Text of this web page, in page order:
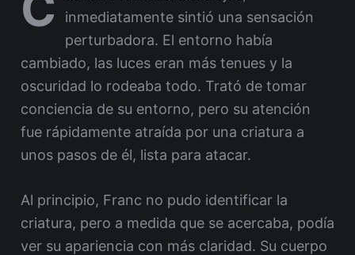
inmediatamente sintió una sensación
perturbadora. El entorno había
cambiado, las luces eran más tenues y la
oscuridad lo rodeaba todo. Trató de tomar
conciencia de su entorno, pero su atención
fue rápidamente atraída por una criatura a
unos pasos de él, lista para atacar.
Al principio, Franc no pudo identificar la
criatura, pero a medida que se acercaba, podía
ver su apariencia con más claridad. Su cuerpo